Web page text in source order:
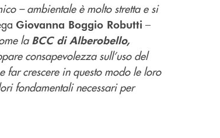
– ambientale è molto stretta e si
Giovanna Boggio Robutti –
la BCC di Alberobello,
consapevolezza sull’uso del
far crescere in questo modo le loro
fondamentali necessari per